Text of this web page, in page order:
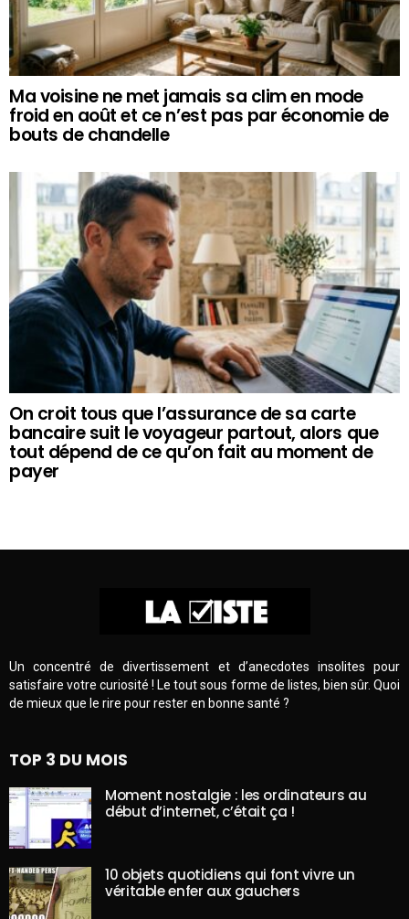
Ma voisine ne met jamais sa clim en mode
froid en août et ce n’est pas par économie de
bouts de chandelle
On croit tous que l’assurance de sa carte
bancaire suit le voyageur partout, alors que
tout dépend de ce qu’on fait au moment de
payer
Un concentré de divertissement et d’anecdotes insolites pour
satisfaire votre curiosité ! Le tout sous forme de listes, bien sûr. Quoi
de mieux que le rire pour rester en bonne santé ?
TOP 3 DU MOIS
Moment nostalgie : les ordinateurs au
début d’internet, c’était ça !
10 objets quotidiens qui font vivre un
véritable enfer aux gauchers